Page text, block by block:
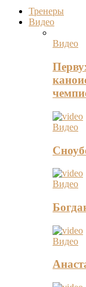
Тренеры
Видео
Видео
Видео
Видео
Видео